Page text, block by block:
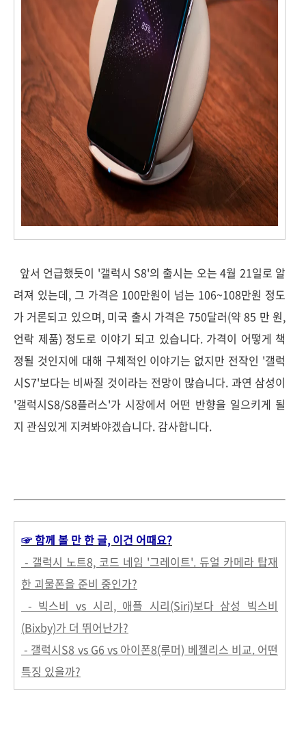
앞서 언급했듯이 '갤럭시 S8'의 출시는 오는 4월 21일로 알
려져 있는데, 그 가격은 100만원이 넘는 106~108만원 정도
가 거론되고 있으며, 미국 출시 가격은 750달러(약 85 만 원,
언락 제품) 정도로 이야기 되고 있습니다. 가격이 어떻게 책
정될 것인지에 대해 구체적인 이야기는 없지만 전작인 '갤럭
시S7'보다는 비싸질 것이라는 전망이 많습니다. 과연 삼성이
'갤럭시S8/S8플러스'가 시장에서 어떤 반향을 일으키게 될
지 관심있게 지켜봐야겠습니다. 감사합니다.
☞ 함께 볼 만 한 글, 이건 어때요?
- 갤럭시 노트8, 코드 네임 '그레이트'. 듀얼 카메라 탑재
한 괴물폰을 준비 중인가?
- 빅스비 vs 시리, 애플 시리(Siri)보다 삼성 빅스비
(Bixby)가 더 뛰어난가?
- 갤럭시S8 vs G6 vs 아이폰8(루머) 베젤리스 비교. 어떤
특징 있을까?